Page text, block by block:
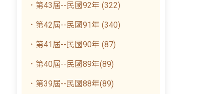
．第43屆--民國92年 (322)
．第42屆--民國91年 (340)
．第41屆--民國90年 (87)
．第40屆--民國89年(89)
．第39屆--民國88年(89)